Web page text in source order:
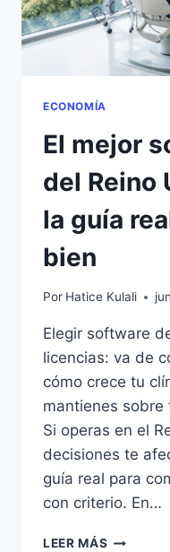
HA
2026
ECONOMÍA
El mejor
del Reino
la guía
bien
Por Hatice Kulali
Elegir software
licencias: va de
cómo crece tu
mantienes sobre
Si operas en el
decisiones te
guía real para
con criterio. En…
LEER MÁS EL